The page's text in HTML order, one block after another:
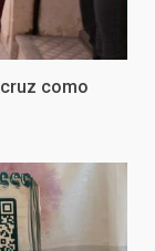
como